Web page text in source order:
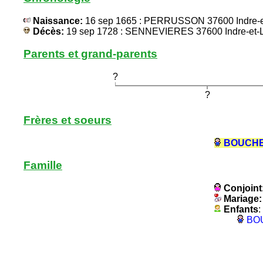
Naissance: 16 sep 1665 : PERRUSSON 37600
Décès: 19 sep 1728 : SENNEVIERES 37600 Indre-
Parents et grand-parents
?
?
Frères et soeurs
Famille
Conjoint
Enfants: